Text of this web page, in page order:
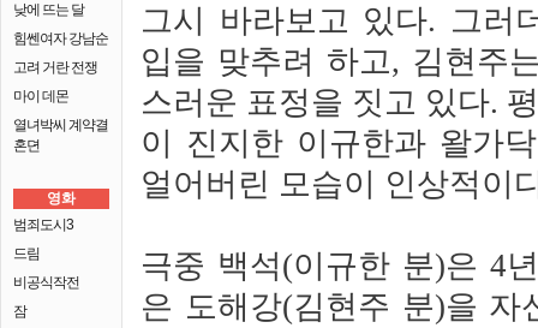
낮에 뜨는 달
힘쎈여자 강남순
고려 거란 전쟁
마이 데몬
열녀박씨 계약결
혼뎐
영화
범죄도시3
드림
비공식작전
잠
그시 바라보고 있다. 그러
입을 맞추려 하고, 김현주
스러운 표정을 짓고 있다.
이 진지한 이규한과 왈가
얼어버린 모습이 인상적
극중 백석(이규한 분)은 4
은 도해강(김현주 분)을 자